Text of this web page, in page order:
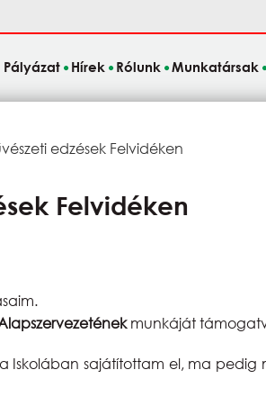
Pályázat Hírek Rólunk Munkatársak
edzések Felvidéken
Felvidéken
munkáját
sajátítottam el, ma pedig